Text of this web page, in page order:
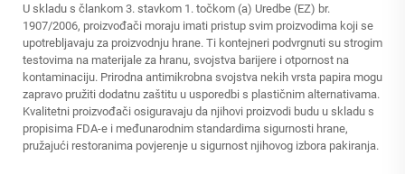
U skladu s člankom 3. stavkom 1. točkom (a) Uredbe (EZ) br.
1907/2006, proizvođači moraju imati pristup svim proizvodima koji se
upotrebljavaju za proizvodnju hrane. Ti kontejneri podvrgnuti su strogim
testovima na materijale za hranu, svojstva barijere i otpornost na
kontaminaciju. Prirodna antimikrobna svojstva nekih vrsta papira mogu
zapravo pružiti dodatnu zaštitu u usporedbi s plastičnim alternativama.
Kvalitetni proizvođači osiguravaju da njihovi proizvodi budu u skladu s
propisima FDA-e i međunarodnim standardima sigurnosti hrane,
pružajući restoranima povjerenje u sigurnost njihovog izbora pakiranja.